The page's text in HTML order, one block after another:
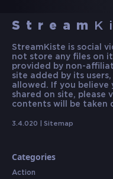
Stream
StreamKiste is social
not store any files on
provided by non-
site added by its
allowed. If you
shared on site, please
contents will be taken
3.4.020 | Sitemap
Categories
Action